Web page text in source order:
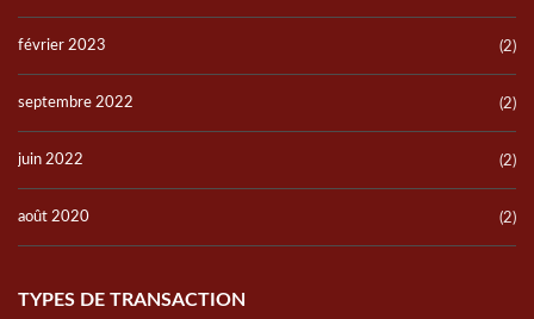
février 2023 (2)
septembre 2022 (2)
juin 2022 (2)
août 2020 (2)
TYPES DE TRANSACTION